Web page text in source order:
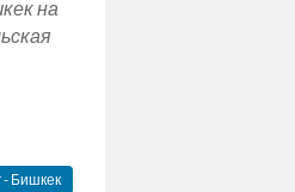
на
- Бишкек